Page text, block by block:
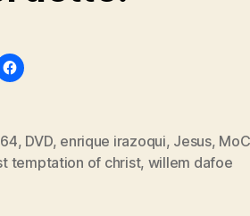
, DVD, enrique irazoqui, Jesus, MoC
temptation of christ, willem dafoe